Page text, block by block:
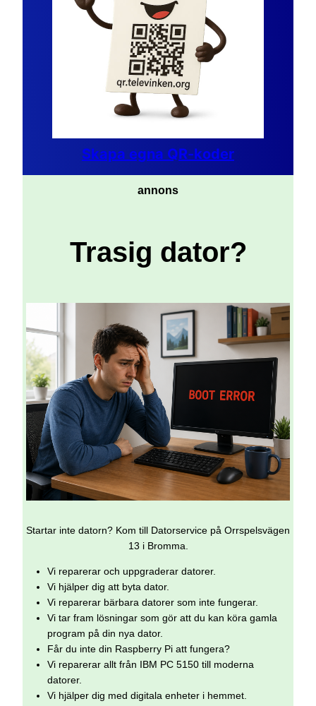
Skapa egna QR-koder
annons
Trasig dator?
Startar inte datorn? Kom till Datorservice på Orrspelsvägen
13 i Bromma.
Vi reparerar och uppgraderar datorer.
Vi hjälper dig att byta dator.
Vi reparerar bärbara datorer som inte fungerar.
Vi tar fram lösningar som gör att du kan köra gamla
program på din nya dator.
Får du inte din Raspberry Pi att fungera?
Vi reparerar allt från IBM PC 5150 till moderna
datorer.
Vi hjälper dig med digitala enheter i hemmet.